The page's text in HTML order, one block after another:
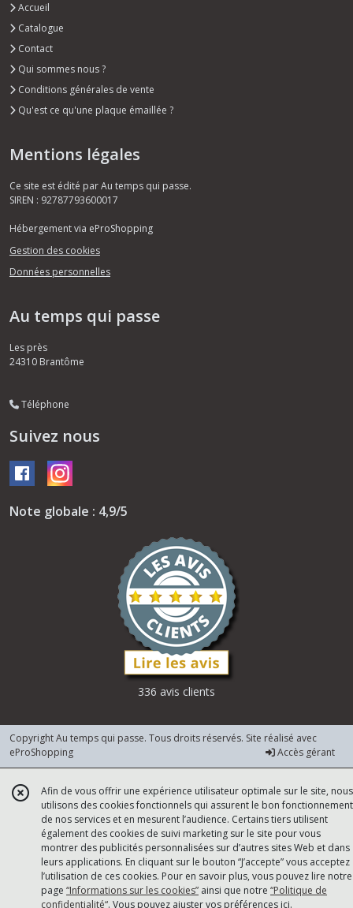
Accueil
Catalogue
Contact
Qui sommes nous ?
Conditions générales de vente
Qu'est ce qu'une plaque émaillée ?
Mentions légales
Ce site est édité par Au temps qui passe.
SIREN : 92787793600017
Hébergement via eProShopping
Gestion des cookies
Données personnelles
Au temps qui passe
Les près
24310 Brantôme
Téléphone
Suivez nous
Note globale : 4,9/5
336 avis clients
Copyright Au temps qui passe. Tous droits réservés. Site réalisé avec
eProShopping
Accès gérant
Afin de vous offrir une expérience utilisateur optimale sur le site, nous
utilisons des cookies fonctionnels qui assurent le bon fonctionnement
de nos services et en mesurent l’audience. Certains tiers utilisent
également des cookies de suivi marketing sur le site pour vous
montrer des publicités personnalisées sur d’autres sites Web et dans
leurs applications. En cliquant sur le bouton “J’accepte” vous acceptez
l’utilisation de ces cookies. Pour en savoir plus, vous pouvez lire notre
page “Informations sur les cookies” ainsi que notre “Politique de
confidentialité“. Vous pouvez ajuster vos préférences ici.